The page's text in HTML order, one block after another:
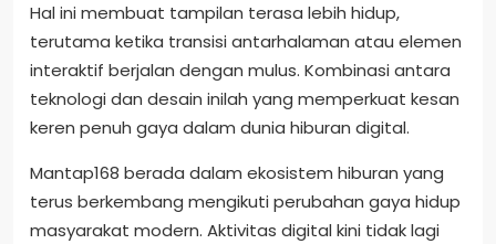
Hal ini membuat tampilan terasa lebih hidup,
terutama ketika transisi antarhalaman atau elemen
interaktif berjalan dengan mulus. Kombinasi antara
teknologi dan desain inilah yang memperkuat kesan
keren penuh gaya dalam dunia hiburan digital.
Mantap168 berada dalam ekosistem hiburan yang
terus berkembang mengikuti perubahan gaya hidup
masyarakat modern. Aktivitas digital kini tidak lagi